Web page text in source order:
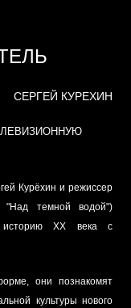
СЕРГЕЙ КУРЕХИН
Курёхин и режиссер
"Над темной водой")
историю XX века с
они познакомят
культуры нового